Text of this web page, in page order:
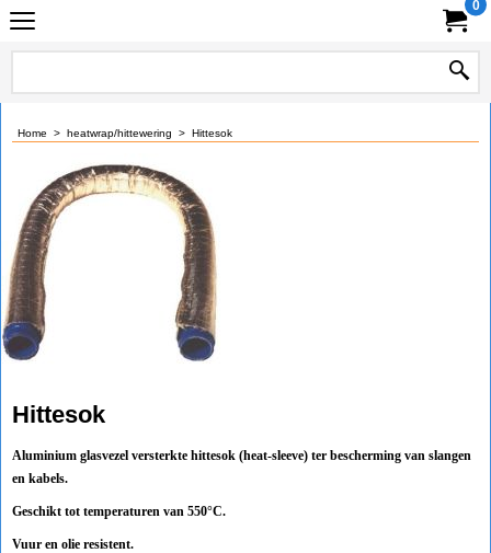
0
Home > heatwrap/hittewering > Hittesok
Hittesok
Aluminium glasvezel versterkte hittesok (heat-sleeve) ter bescherming van slangen
en kabels.
Geschikt tot temperaturen van 550°C.
Vuur en olie resistent.